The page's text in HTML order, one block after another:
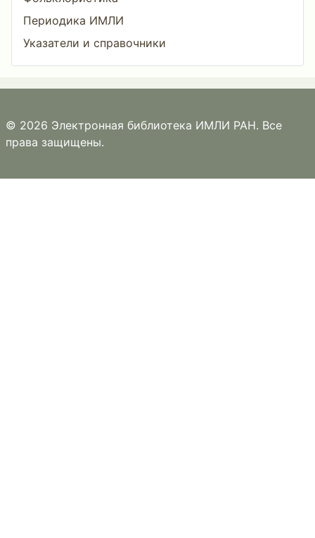
Периодика ИМЛИ
Указатели и справочники
© 2026 Электронная библиотека ИМЛИ РАН. Все
права защищены.